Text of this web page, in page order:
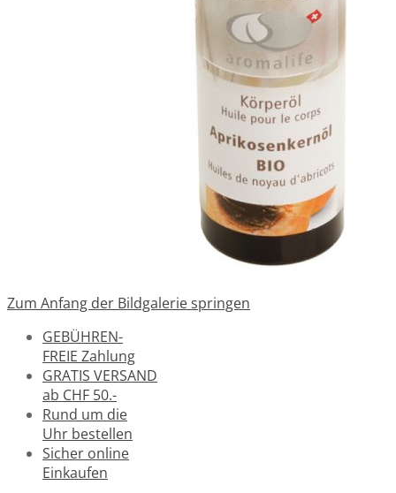
Zum Anfang der Bildgalerie springen
GEBÜHREN-
FREIE Zahlung
GRATIS VERSAND
ab CHF 50.-
Rund um die
Uhr bestellen
Sicher online
Einkaufen